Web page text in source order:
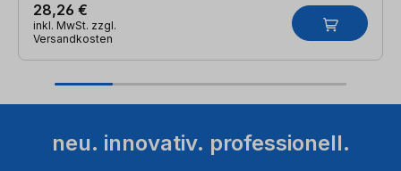
28,26 €
inkl. MwSt. zzgl.
Versandkosten
neu. innovativ. professionell.